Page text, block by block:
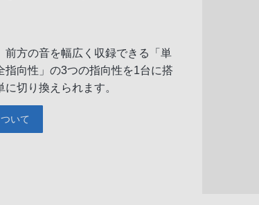
方の音を幅広く収録できる「単
向性」の3つの指向性を1台に搭
切り換えられます。
いて